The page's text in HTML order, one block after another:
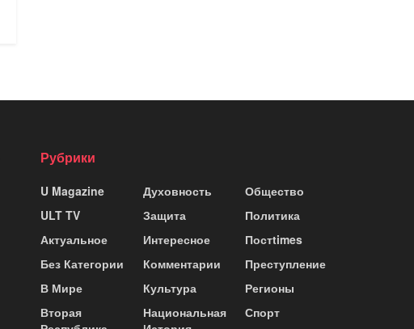
Рубрики
U Magazine
ULT TV
Актуальное
Без Категории
В Мире
Вторая
Духовность
Защита
Интересное
Комментарии
Культура
Национальная
Общество
Политика
Постtimes
Преступление
Регионы
Спорт